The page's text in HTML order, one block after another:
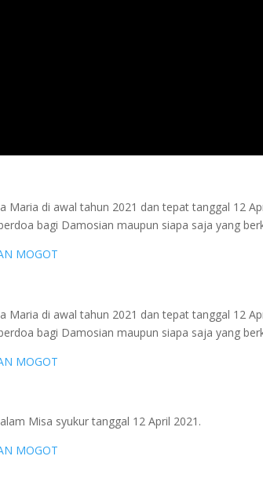
di awal tahun 2021 dan tepat tanggal 12
bagi Damosian maupun siapa saja yang
di awal tahun 2021 dan tepat tanggal 12
bagi Damosian maupun siapa saja yang
Misa syukur tanggal 12 April 2021.